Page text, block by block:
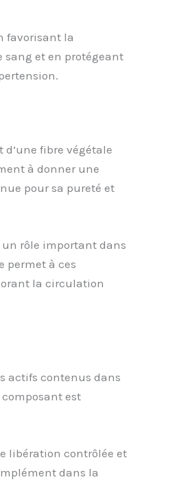
favorisant la
et en protégeant
fibre végétale
à donner une
pour sa pureté et
un rôle important dans
permet à ces
la circulation
actifs contenus dans
est
libération contrôlée et
dans la